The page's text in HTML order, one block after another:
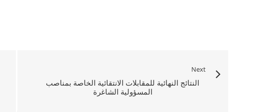
Next
النتائج النهائية للمقابلات الانتقائية الخاصة بمناصب
المسؤولية الشاغرة